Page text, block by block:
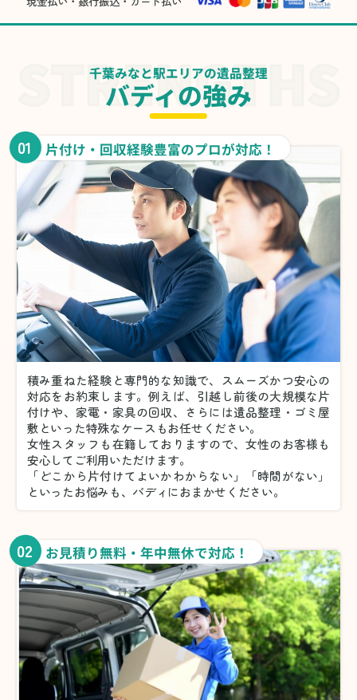
千葉みなと駅エリアの遺品整理
バディの強み
01 片付け・回収経験豊富のプロが対応！
積み重ねた経験と専門的な知識で、スムーズかつ安心の
対応をお約束します。例えば、引越し前後の大規模な片
付けや、家電・家具の回収、さらには遺品整理・ゴミ屋
敷といった特殊なケースもお任せください。
女性スタッフも在籍しておりますので、女性のお客様も
安心してご利用いただけます。
「どこから片付けてよいかわからない」「時間がない」
といったお悩みも、バディにおまかせください。
02 お見積り無料・年中無休で対応！